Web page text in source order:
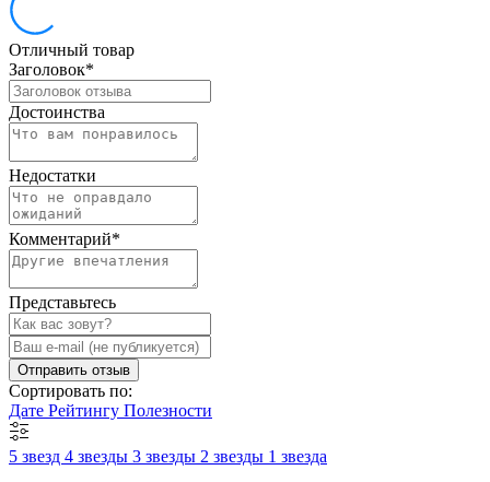
Отличный товар
Заголовок*
Достоинства
Недостатки
Комментарий*
Представьтесь
Отправить отзыв
Сортировать по:
Дате Рейтингу Полезности
5 звезд 4 звезды 3 звезды 2 звезды 1 звезда